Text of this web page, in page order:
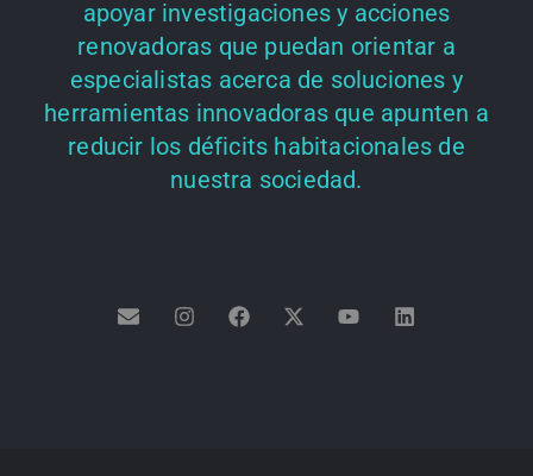
apoyar investigaciones y acciones
renovadoras que puedan orientar a
especialistas acerca de soluciones y
herramientas innovadoras que apunten a
reducir los déficits habitacionales de
nuestra sociedad.